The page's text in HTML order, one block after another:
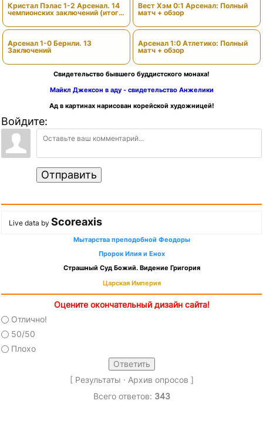
Кристал Пэлас 1-2 Арсенал. 14
чемпионских заключений (итоги
Арсенал 1-0 Бернли. 13
Заключений
Вест Хэм 0:1 Арсенал: Полный
матч + обзор
Арсенал 1:0 Атлетико: Полный
матч + обзор
Свидетельство бывшего буддистского монаха!
Майкл Джексон в аду - свидетельство Анжелики
Ад в картинах нарисован корейской художницей!
Войдите:
Отправить
Live data by Scoreaxis
Мытарства преподобной Феодоры
Пророк Илия и Енох
Страшный Суд Божий. Видение Григория
Царская Империя
Оцените окончательный дизайн сайта!
Отлично!
50/50
Плохо
[ Результаты · Архив опросов ]
Всего ответов: 343